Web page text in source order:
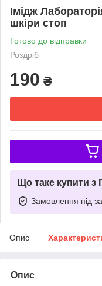
Імідж
шкіри стоп
Готово до відправки
Роздріб
190 ₴
Що таке купити з
Замовлення під
Опис
Опис